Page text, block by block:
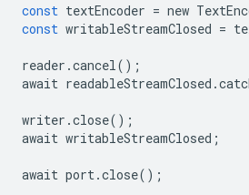
const textEncoder = new
const writableStreamClosed =
reader .cancel();
await readableStreamClosed .
writer .close();
await writableStreamClosed ;
await port.close();